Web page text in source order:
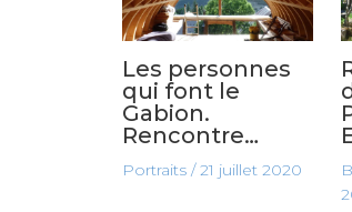
Les personnes
qui font le
Gabion.
Rencontre…
Portraits/21 juillet 2020